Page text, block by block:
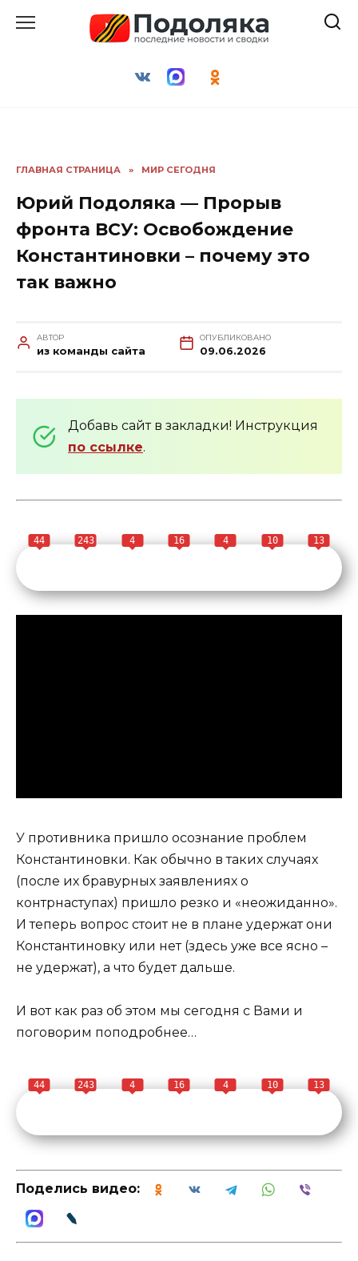
ГЛАВНАЯ СТРАНИЦА » МИР СЕГОДНЯ
Юрий Подоляка — Прорыв
фронта ВСУ: Освобождение
Константиновки – почему это
так важно
АВТОР
из команды сайта
ОПУБЛИКОВАНО
09.06.2026
Добавь сайт в закладки! Инструкция
по ссылке.
44 243 4 16 4 10 13
У противника пришло осознание проблем
Константиновки. Как обычно в таких случаях
(после их бравурных заявлениях о
контрнаступах) пришло резко и «неожиданно».
И теперь вопрос стоит не в плане удержат они
Константиновку или нет (здесь уже все ясно –
не удержат), а что будет дальше.
И вот как раз об этом мы сегодня с Вами и
поговорим поподробнее…
44 243 4 16 4 10 13
Поделись видео: